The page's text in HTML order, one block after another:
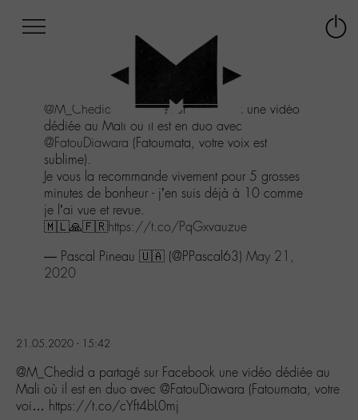
au
menu
Aller
au
contenu
Aller
recherche
@M_Chedid a partagé sur Facebook une vidéo
dédiée au Mali où il est en duo avec
@FatouDiawara (Fatoumata, votre voix est
sublime).
Je vous la recommande vivement pour 5 grosses
minutes de bonheur - j’en suis déjà à 10 comme
je l’ai vue et revue.
🇲🇱🙏🇫🇷https://t.co/PqGxvauzue
— Pascal Pineau 🇺🇦 (@PPascal63) May 21,
2020
21.05.2020 - 15:42
@M_Chedid a partagé sur Facebook une vidéo dédiée au
Mali où il est en duo avec @FatouDiawara (Fatoumata, votre
voi… https://t.co/cYft4bL0mj